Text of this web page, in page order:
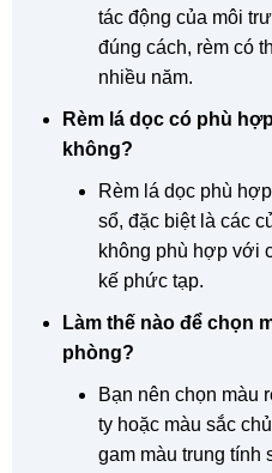
tác động của môi
đúng cách, rèm có
nhiều năm.
Rèm lá dọc có phù
không?
Rèm lá dọc phù
sổ, đặc biệt là các
không phù hợp với
kế phức tạp.
Làm thế nào để chọn
phòng?
Bạn nên chọn màu
ty hoặc màu sắc
gam màu trung tính